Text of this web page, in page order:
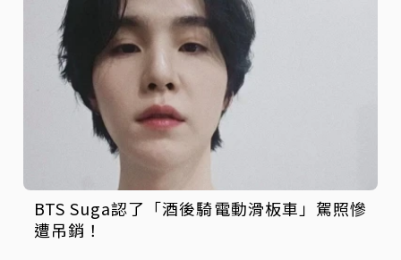
BTS Suga認了「酒後騎電動滑板車」駕照慘
遭吊銷！